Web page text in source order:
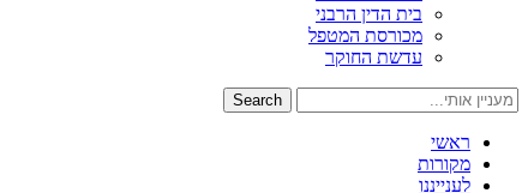
בית הדין הרבני
מכורסת המטפל
עדשת החוקר
Search
ראשי
מקורות
לענייננו